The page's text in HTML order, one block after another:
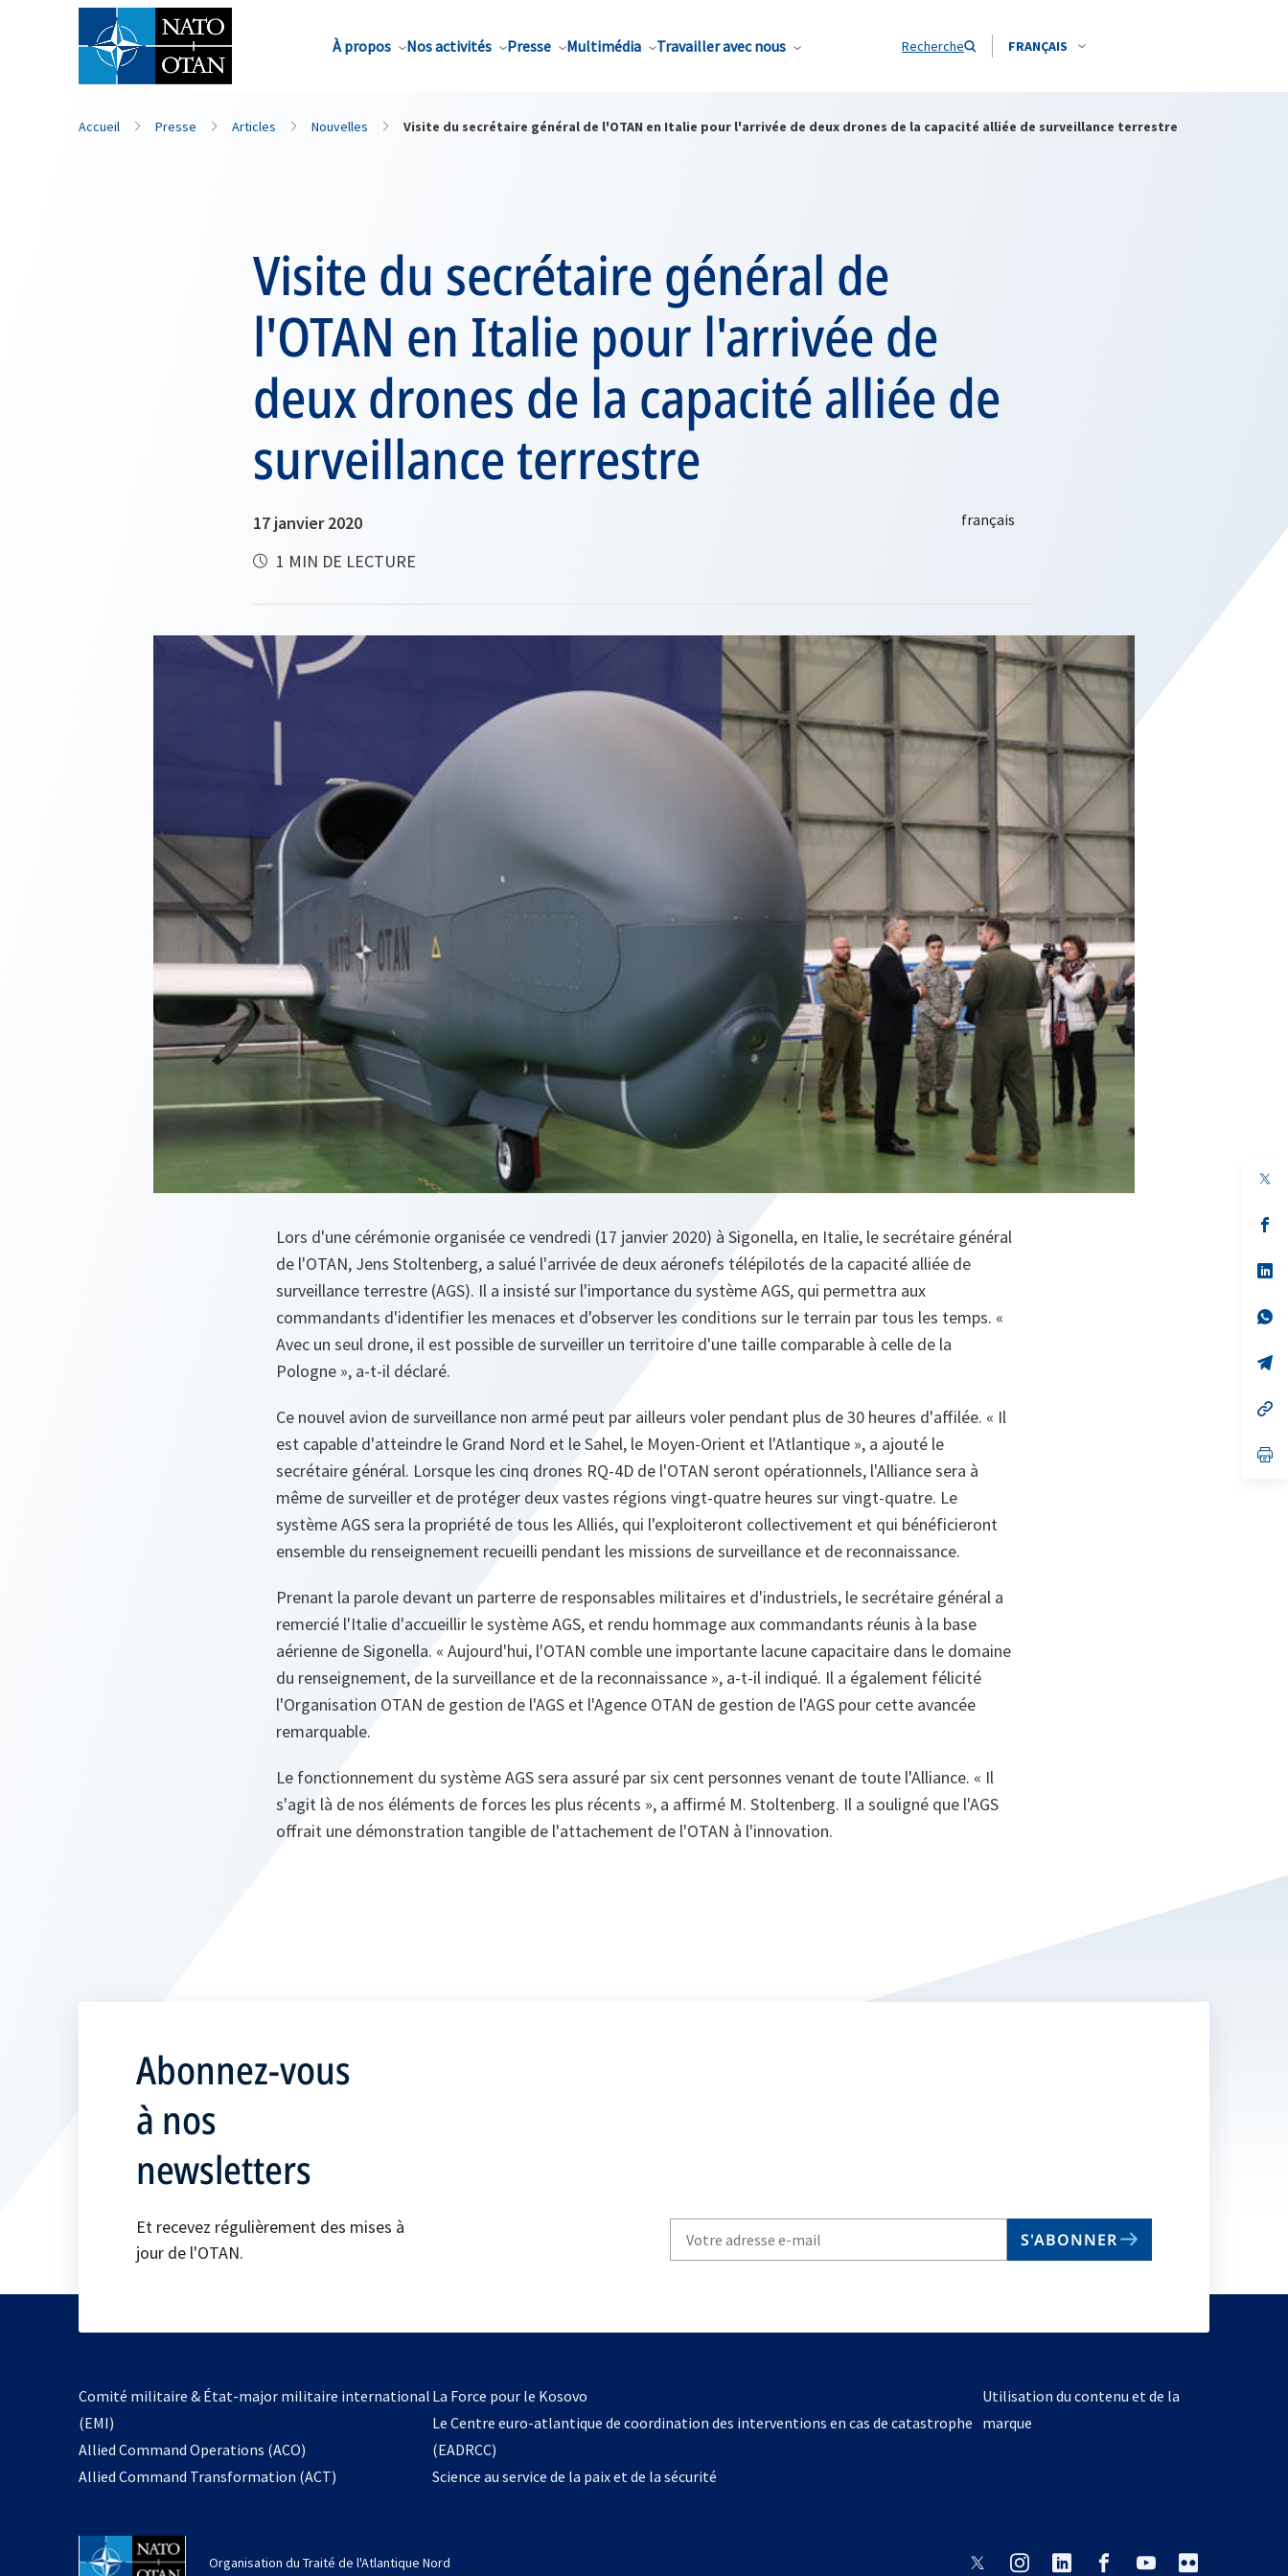
À propos Nos activités Presse Multimédia Travailler avec nous Recherche FRANÇAIS
Nom de famille*
Accueil Presse Articles Nouvelles Visite du secrétaire général de l'OTAN en Italie pour l'arrivée de deux drones de la capacité alliée de surveillance terrestre
Visite du secrétaire général de
l'OTAN en Italie pour l'arrivée de
deux drones de la capacité alliée de
surveillance terrestre
17 janvier 2020
1 MIN DE LECTURE
Lors d'une cérémonie organisée ce vendredi (17 janvier 2020) à Sigonella, en Italie, le secrétaire général
de l'OTAN, Jens Stoltenberg, a salué l'arrivée de deux aéronefs télépilotés de la capacité alliée de
surveillance terrestre (AGS). Il a insisté sur l'importance du système AGS, qui permettra aux
commandants d'identifier les menaces et d'observer les conditions sur le terrain par tous les temps. «
Avec un seul drone, il est possible de surveiller un territoire d'une taille comparable à celle de la
Pologne », a-t-il déclaré.
Ce nouvel avion de surveillance non armé peut par ailleurs voler pendant plus de 30 heures d'affilée. « Il
est capable d'atteindre le Grand Nord et le Sahel, le Moyen-Orient et l'Atlantique », a ajouté le
secrétaire général. Lorsque les cinq drones RQ-4D de l'OTAN seront opérationnels, l'Alliance sera à
même de surveiller et de protéger deux vastes régions vingt-quatre heures sur vingt-quatre. Le
système AGS sera la propriété de tous les Alliés, qui l'exploiteront collectivement et qui bénéficieront
ensemble du renseignement recueilli pendant les missions de surveillance et de reconnaissance.
Prenant la parole devant un parterre de responsables militaires et d'industriels, le secrétaire général a
remercié l'Italie d'accueillir le système AGS, et rendu hommage aux commandants réunis à la base
aérienne de Sigonella. « Aujourd'hui, l'OTAN comble une importante lacune capacitaire dans le domaine
du renseignement, de la surveillance et de la reconnaissance », a-t-il indiqué. Il a également félicité
l'Organisation OTAN de gestion de l'AGS et l'Agence OTAN de gestion de l'AGS pour cette avancée
remarquable.
Le fonctionnement du système AGS sera assuré par six cent personnes venant de toute l'Alliance. « Il
s'agit là de nos éléments de forces les plus récents », a affirmé M. Stoltenberg. Il a souligné que l'AGS
offrait une démonstration tangible de l'attachement de l'OTAN à l'innovation.
Abonnez-vous
à nos
newsletters
Et recevez régulièrement des mises à
jour de l'OTAN.
your
S'ABONNER
Comité militaire & État-major militaire international
(EMI)
Allied Command Operations (ACO)
dans
onglet
Allied Command Transformation (ACT)
La Force pour le Kosovos’ouvre
dans
nouvel
Le Centre euro-atlantique de coordination des interventions en cas de catastrophe
(EADRCC)
Science au service de la paix et de la sécurité
Utilisation du contenu et de la
marque
Organisation du Traité de l'Atlantique Nord
s’ouvres’ouvres’ouvres’ouvres’ouvres’ouvre